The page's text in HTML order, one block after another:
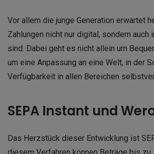
Vor allem die junge Generation erwartet
Zahlungen nicht nur digital, sondern auch
sind. Dabei geht es nicht allein um
um eine Anpassung an eine Welt, in der
Verfügbarkeit in allen Bereichen
SEPA Instant und
Das Herzstück dieser Entwicklung ist